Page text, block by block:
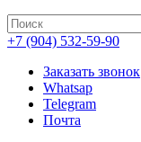
+7 (904) 532-59-90
Заказать звонок
Whatsap
Telegram
Почта